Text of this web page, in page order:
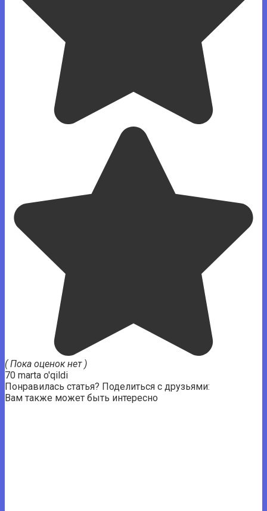
( Пока оценок нет )
70 marta o'qildi
Понравилась статья? Поделиться с друзьями:
Вам также может быть интересно